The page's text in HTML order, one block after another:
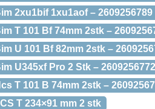
2xu1bif 1xu1aof – 2609256789
T 101 Bf 74mm 2stk –
U 101 Bf 82mm 2stk –
U345xf Pro 2 Stk – 2609256772
T 101 B 74mm 2stk –
T 234×91 mm 2 stk